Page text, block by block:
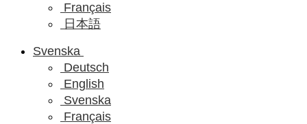
Français
日本語
Svenska
Deutsch
English
Svenska
Français